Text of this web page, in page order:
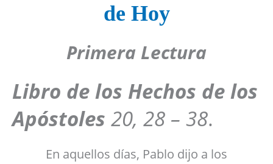
de Hoy
Primera Lectura
Libro de los Hechos de los
Apóstoles 20, 28 – 38.
En aquellos días, Pablo dijo a los